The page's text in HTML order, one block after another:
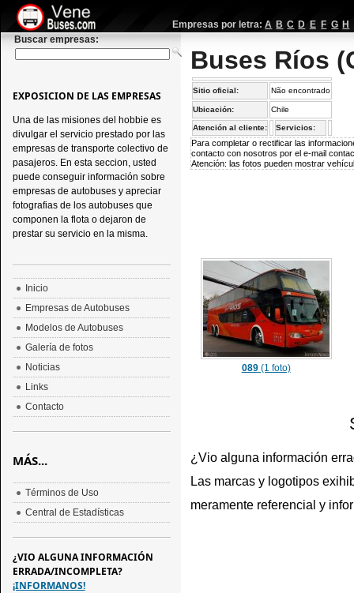
Empresas por letra: A B C D E F G H
Buscar empresas:
Buses Ríos
Sitio oficial: Não encontrado
Ubicación: Chile
Atención al cliente: Servicios:
Para completar o rectificar las
contacto con nosotros por el e-mail
Atención: las fotos pueden mostrar
089(1 foto)
¿Vio alguna información
Las marcas y logotipos
meramente referencial y
EXPOSICION DE LAS EMPRESAS
Una de las misiones del hobbie es
divulgar el servicio prestado por las
empresas de transporte colectivo de
pasajeros. En esta seccion, usted
puede conseguir información sobre
empresas de autobuses y apreciar
fotografias de los autobuses que
componen la flota o dejaron de
prestar su servicio en la misma.
Inicio
Empresas de Autobuses
Modelos de Autobuses
Galería de fotos
Noticias
Links
Contacto
MÁS...
Términos de Uso
Central de Estadísticas
¿VIO ALGUNA INFORMACIÓN
ERRADA/INCOMPLETA?
¡INFORMANOS!